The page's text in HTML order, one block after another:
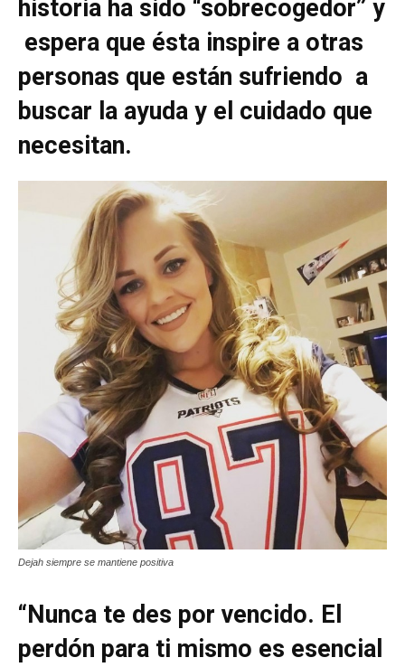
historia ha sido “sobrecogedor” y
espera que ésta inspire a otras
personas que están sufriendo a
buscar la ayuda y el cuidado que
necesitan.
Dejah siempre se mantiene positiva
“Nunca te des por vencido. El
perdón para ti mismo es esencial